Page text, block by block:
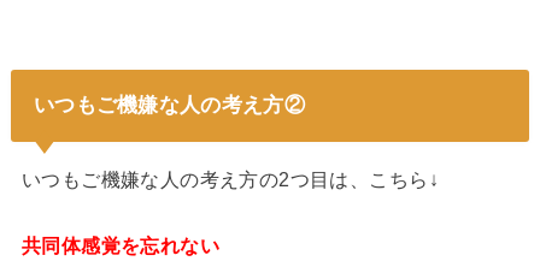
いつもご機嫌な人の考え方②
いつもご機嫌な人の考え方の2つ目は、こちら↓
共同体感覚を忘れない